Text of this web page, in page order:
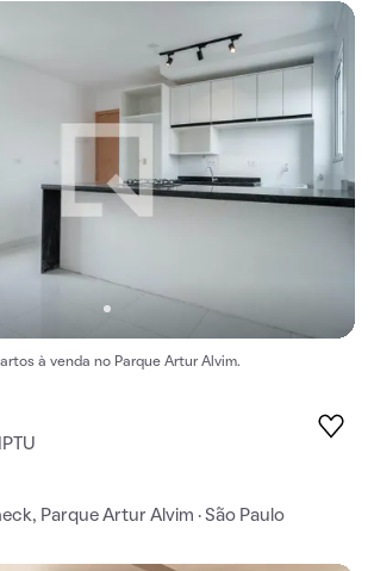
à venda no Parque Artur Alvim.
Parque Artur Alvim · São Paulo